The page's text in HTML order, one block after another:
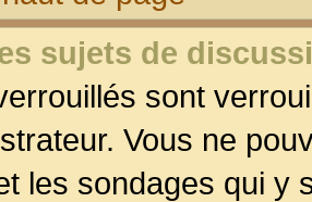
sujets de
sont
Vous ne
les sondages qui y